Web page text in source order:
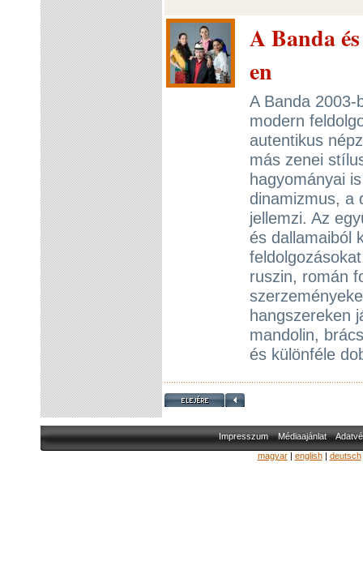
A Banda
en
A Banda 2003-
modern
autentikus
más zenei
hagyományai
dinamizmus, a
jellemzi. Az
és dallamaiból
ruszin, román
hangszereken
mandolin,
és különféle
Impresszum Médiaajánlat
magyar| english| deutsch